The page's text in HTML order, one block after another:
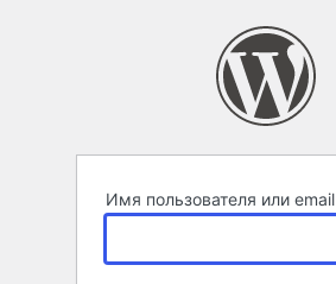
Имя пользователя или email